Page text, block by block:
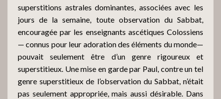
superstitions astrales dominantes, associées avec les
jours de la semaine, toute observation du Sabbat,
encouragée par les enseignants ascétiques Colossiens
— connus pour leur adoration des éléments du monde—
pouvait seulement être d’un genre rigoureux et
superstitieux. Une mise en garde par Paul, contre un tel
genre superstitieux de l’observation du Sabbat, n’était
pas seulement appropriée, mais aussi désirable. Dans